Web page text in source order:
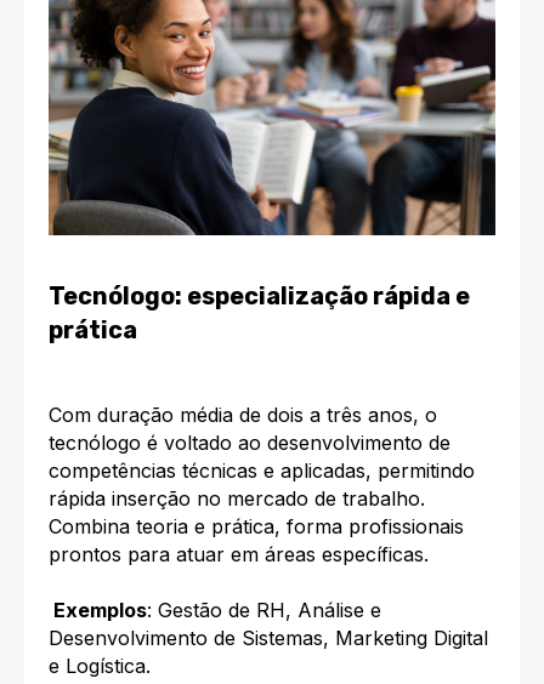
Tecnólogo: especialização rápida e
prática
Com duração média de dois a três anos, o
tecnólogo é voltado ao desenvolvimento de
competências técnicas e aplicadas, permitindo
rápida inserção no mercado de trabalho.
Combina teoria e prática, forma profissionais
prontos para atuar em áreas específicas.
Exemplos: Gestão de RH, Análise e
Desenvolvimento de Sistemas, Marketing Digital
e Logística.